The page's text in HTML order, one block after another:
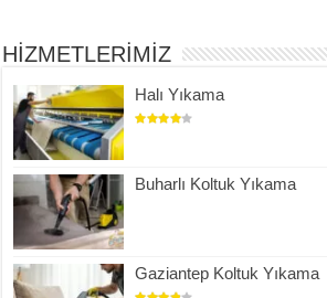
HİZMETLERİMİZ
Halı Yıkama
Buharlı Koltuk Yıkama
Gaziantep Koltuk Yıkama